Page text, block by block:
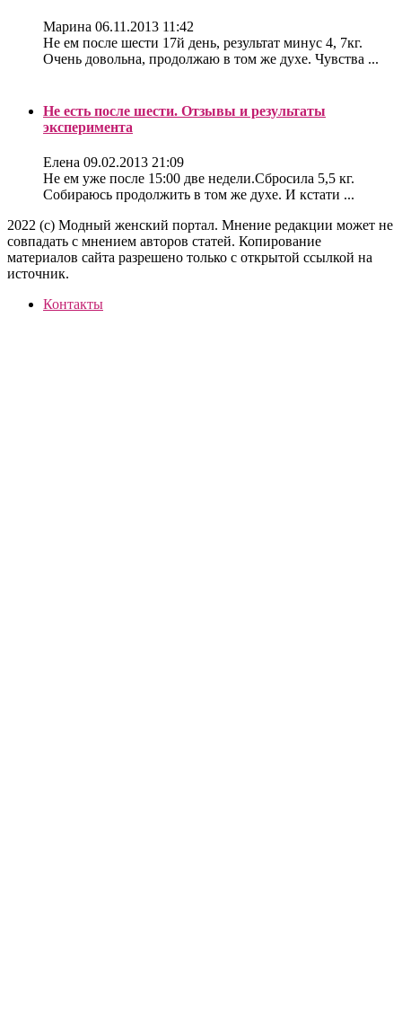
Марина 06.11.2013 11:42
Не ем после шести 17й день, результат минус 4, 7кг.
Очень довольна, продолжаю в том же духе. Чувства ...
Не есть после шести. Отзывы и результаты
эксперимента
Елена 09.02.2013 21:09
Не ем уже после 15:00 две недели.Сбросила 5,5 кг.
Собираюсь продолжить в том же духе. И кстати ...
2022 (c) Модный женский портал. Мнение редакции может не
совпадать с мнением авторов статей. Копирование
материалов сайта разрешено только с открытой ссылкой на
источник.
Контакты